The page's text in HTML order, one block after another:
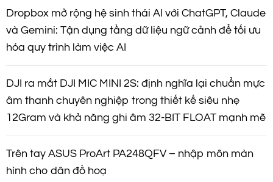
Dropbox mở rộng hệ sinh thái AI với ChatGPT, Claude
và Gemini: Tận dụng tầng dữ liệu ngữ cảnh để tối ưu
hóa quy trình làm việc AI
DJI ra mắt DJI MIC MINI 2S: định nghĩa lại chuẩn mực
âm thanh chuyên nghiệp trong thiết kế siêu nhẹ
12Gram và khả năng ghi âm 32-BIT FLOAT mạnh mẽ
Trên tay ASUS ProArt PA248QFV – nhập môn màn
hình cho dân đồ hoạ